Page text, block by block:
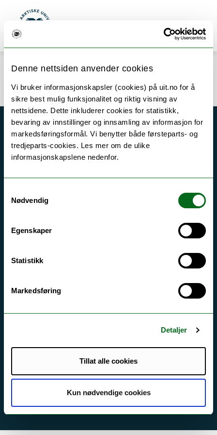
Denne nettsiden anvender cookies
Vi bruker informasjonskapsler (cookies) på uit.no for å
sikre best mulig funksjonalitet og riktig visning av
nettsidene. Dette inkluderer cookies for statistikk,
bevaring av innstillinger og innsamling av informasjon for
markedsføringsformål. Vi benytter både førsteparts- og
tredjeparts-cookies. Les mer om de ulike
informasjonskapslene nedenfor.
Nødvendig
Egenskaper
Statistikk
Markedsføring
Detaljer
Tillat alle cookies
Kun nødvendige cookies
Gå til hovedinnhold
UiT Norges arktiske universitet Meny
Error rendering component
Akutt hjelp
Si ifra!
Driftsmeldinger
Personvern ved UiT
Sikkerhet, beredskap og personvern
Tilgjengelighetserklæring
For media
English website